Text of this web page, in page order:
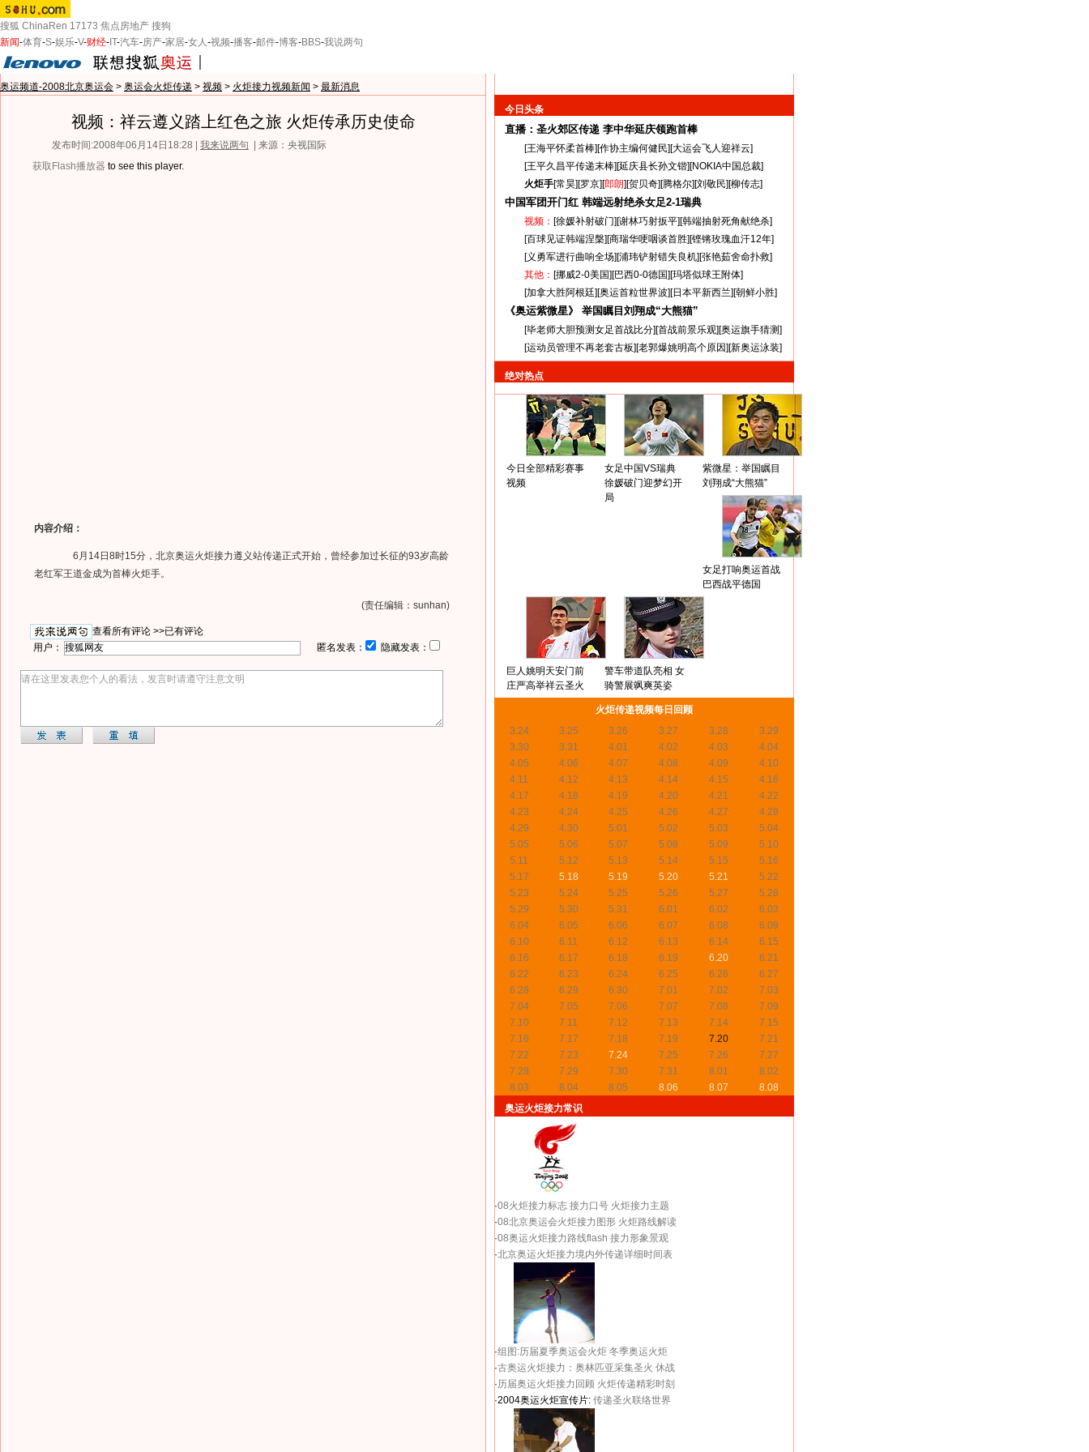
搜狐 ChinaRen 17173 焦点房地产 搜狗
新闻-体育-S-娱乐-V-财经- IT-汽车-房产-家居-女人-视频-播客-邮件-博客-BBS-我说两句
奥运频道-2008北京奥运会 > 奥运会火炬传递 > 视频 > 火炬接力视频新闻 > 最新消息
视频：祥云遵义踏上红色之旅 火炬传承历史使命
发布时间:2008年06月14日18:28 | 我来说两句
| 来源：央视国际
获取Flash播放器 to see this player.
内容介绍：
6月14日8时15分，北京奥运火炬接力遵义站传递正式开始，曾经参加过长征的93岁高龄
老红军王道金成为首棒火炬手。
(责任编辑：sunhan)
查看所有评论 >>已有评论
用户：
匿名发表： 隐藏发表：
今日头条
直播：圣火郊区传递 李中华延庆领跑首棒
[王海平怀柔首棒][作协主编何健民][大运会飞人迎祥云]
[王平久昌平传递末棒][延庆县长孙文锴][NOKIA中国总裁]
火炬手[常昊][罗京][郎朗][贺贝奇][腾格尔][刘敬民][柳传志]
中国军团开门红 韩端远射绝杀女足2-1瑞典
视频： [徐媛补射破门][谢林巧射扳平][韩端抽射死角献绝杀]
[百球见证韩端涅槃][商瑞华哽咽谈首胜][铿锵玫瑰血汗12年]
[义勇军进行曲响全场][浦玮铲射错失良机][张艳茹舍命扑救]
其他： [挪威2-0美国][巴西0-0德国][玛塔似球王附体]
[加拿大胜阿根廷][奥运首粒世界波][日本平新西兰][朝鲜小胜]
《奥运紫微星》 举国瞩目刘翔成“大熊猫”
[毕老师大胆预测女足首战比分][首战前景乐观][奥运旗手猜测]
[运动员管理不再老套古板][老郭爆姚明高个原因][新奥运泳装]
绝对热点
今日全部精彩赛事
视频
女足中国VS瑞典
徐媛破门迎梦幻开
局
紫微星：举国瞩目
刘翔成“大熊猫”
女足打响奥运首战
巴西战平德国
巨人姚明天安门前
庄严高举祥云圣火
警车带道队亮相 女
骑警展飒爽英姿
火炬传递视频每日回顾
3.24
3.25 3.26 3.27 3.28
3.29
3.30
3.31 4.01 4.02 4.03
4.04
4.05
4.06 4.07 4.08 4.09
4.10
4.11
4.12 4.13 4.14 4.15
4.16
4.17
4.18 4.19 4.20 4.21
4.22
4.23
4.24 4.25 4.26 4.27
4.28
4.29
4.30 5.01 5.02 5.03
5.04
5.05
5.06 5.07 5.08 5.09
5.10
5.11
5.12 5.13 5.14 5.15
5.16
5.17
5.18 5.19 5.20 5.21
5.22
5.23
5.24 5.25 5.26 5.27
5.28
5.29
5.30 5.31 6.01 6.02
6.03
6.04
6.05 6.06 6.07 6.08
6.09
6.10
6.11 6.12 6.13 6.14
6.15
6.16
6.17 6.18 6.19 6.20
6.21
6.22
6.23 6.24 6.25 6.26
6.27
6.28
6.29 6.30 7.01 7.02
7.03
7.04
7.05 7.06 7.07 7.08
7.09
7.10
7.11 7.12 7.13 7.14
7.15
7.16
7.17 7.18 7.19 7.20
7.21
7.22
7.23 7.24 7.25 7.26
7.27
7.28
7.29 7.30 7.31 8.01
8.02
8.03
8.04 8.05 8.06 8.07
8.08
奥运火炬接力常识
·08火炬接力标志 接力口号 火炬接力主题
·08北京奥运会火炬接力图形 火炬路线解读
·08奥运火炬接力路线flash 接力形象景观
·北京奥运火炬接力境内外传递详细时间表
·组图:历届夏季奥运会火炬 冬季奥运火炬
·古奥运火炬接力：奥林匹亚采集圣火 休战
·历届奥运火炬接力回顾 火炬传递精彩时刻
·2004奥运火炬宣传片: 传递圣火联络世界